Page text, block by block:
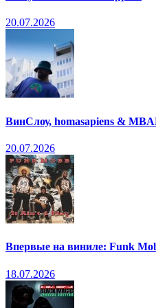
20.07.2026
ВинСлоу, homasapiens &
20.07.2026
Впервые на виниле: Funk
18.07.2026